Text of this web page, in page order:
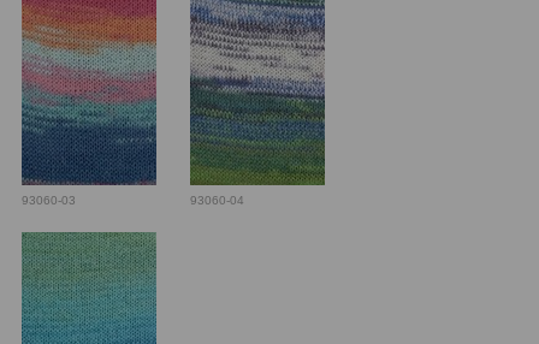
93060-03 93060-04